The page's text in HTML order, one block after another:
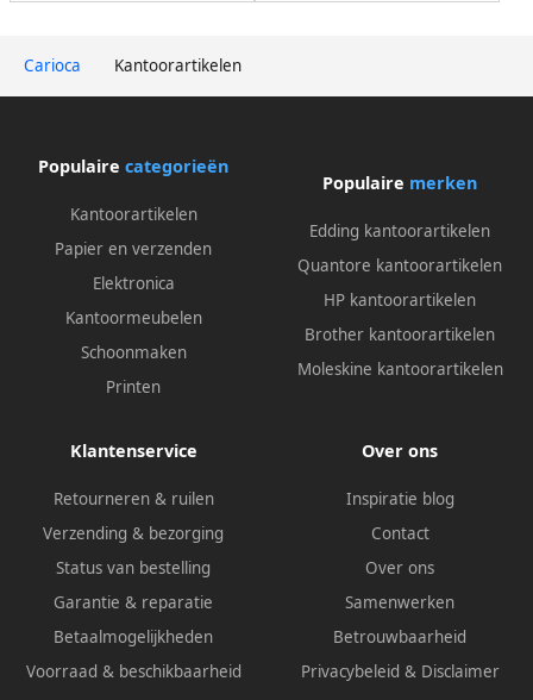
Carioca Kantoorartikelen
Populaire categorieën
Kantoorartikelen
Papier en verzenden
Elektronica
Kantoormeubelen
Schoonmaken
Printen
Populaire merken
Edding kantoorartikelen
Quantore kantoorartikelen
HP kantoorartikelen
Brother kantoorartikelen
Moleskine kantoorartikelen
Klantenservice
Retourneren & ruilen
Verzending & bezorging
Status van bestelling
Garantie & reparatie
Betaalmogelijkheden
Voorraad & beschikbaarheid
Over ons
Inspiratie blog
Contact
Over ons
Samenwerken
Betrouwbaarheid
Privacybeleid & Disclaimer